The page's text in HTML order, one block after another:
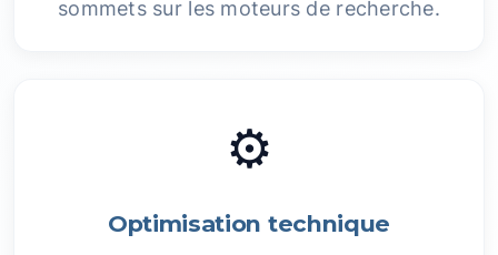
sommets sur les moteurs de recherche.
⚙️
Optimisation technique